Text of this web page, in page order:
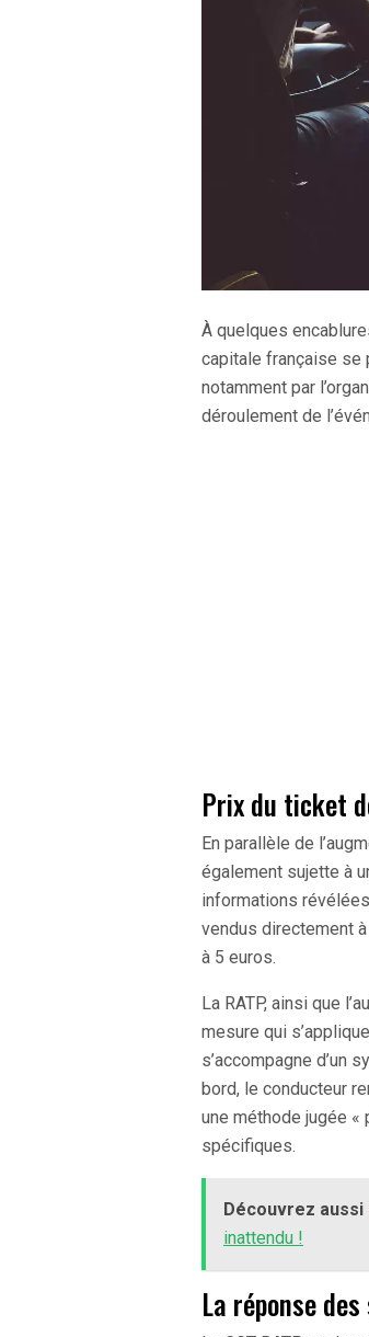
À quelques
capitale française se
notamment par
déroulement de
Prix du ticket
En parallèle de
également sujette à
informations
vendus directement
à 5 euros.
La RATP, ainsi que
mesure qui
s’accompagne d’un
bord, le conducteur
une méthode jugée
spécifiques.
Découvrez aussi
inattendu !
La réponse